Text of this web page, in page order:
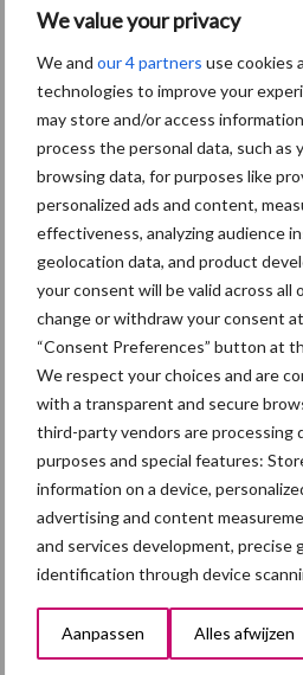
We value your privacy
We and our 4 partners use cookies
technologies to improve your
may store and/or access
process the personal data, such as
browsing data, for purposes like
personalized ads and content,
effectiveness, analyzing audience
geolocation data, and product
your consent will be valid across all
change or withdraw your consent
“Consent Preferences” button at
We respect your choices and are
with a transparent and secure
third-party vendors are processing
purposes and special features:
information on a device,
advertising and content
and services development, precise
identification through device
Aanpassen Alles afwijzen
groter dan ooit”
5 aug
Mycoplasma
4 aug
AVP in
alertheid
Toon